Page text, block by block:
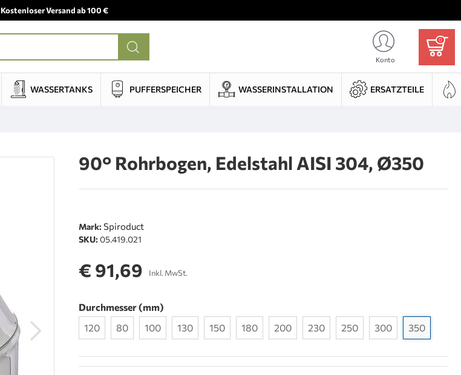
Kostenloser Versand ab 100 €
Konto
0
WASSERTANKS PUFFERSPEICHER WASSERINSTALLATION ERSATZTEILE
90° Rohrbogen, Edelstahl AISI 304, Ø350
Mark: Spiroduct
SKU: 05.419.021
€ 91,69 Inkl. MwSt.
Durchmesser (mm)
120
80 100 130 150 180 200 230 250 300 350